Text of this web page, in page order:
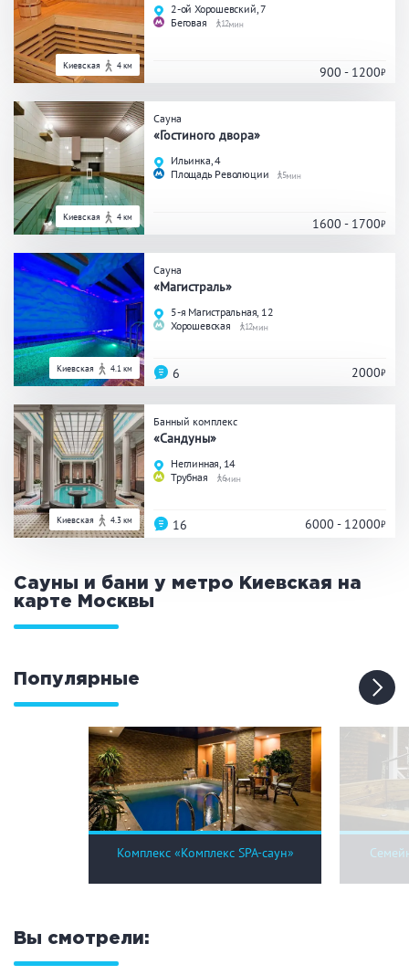
Киевская 4 км
2-ой Хорошевский, 7
Беговая
12
900 - 1200
Киевская 4 км
Сауна
«Гостиного двора»
Ильинка, 4
Площадь Революции
5
1600 - 1700
Киевская 4.1 км
Сауна
«Магистраль»
5-я Магистральная, 12
Хорошевская
12
2000
6
Киевская 4.3 км
Банный комплекс
«Сандуны»
Неглинная, 14
Трубная
6
6000 - 12000
16
Сауны и бани у метро Киевская на
карте
Москвы
Популярные
Комплекс «Комплекс SPA-саун»
Вы смотрели: